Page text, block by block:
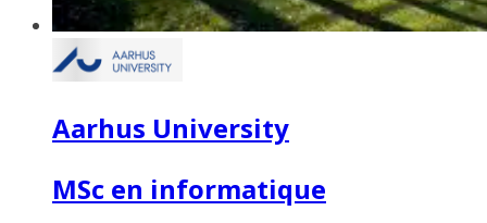
Aarhus University
MSc en informatique